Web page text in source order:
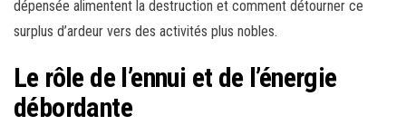
dépensée alimentent la destruction et comment détourner ce
surplus d’ardeur vers des activités plus nobles.
Le rôle de l’ennui et de l’énergie
débordante